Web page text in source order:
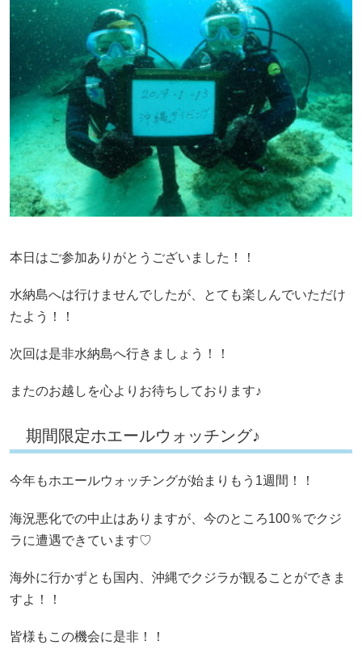
本日はご参加ありがとうございました！！
水納島へは行けませんでしたが、とても楽しんでいただけ
たよう！！
次回は是非水納島へ行きましょう！！
またのお越しを心よりお待ちしております♪
期間限定ホエールウォッチング♪
今年もホエールウォッチングが始まりもう1週間！！
海況悪化での中止はありますが、今のところ100％でクジ
ラに遭遇できています♡
海外に行かずとも国内、沖縄でクジラが観ることができま
すよ！！
皆様もこの機会に是非！！